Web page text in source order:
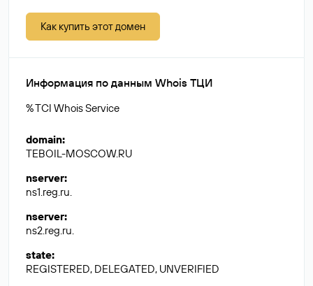
Как купить этот домен
Информация по данным Whois ТЦИ
% TCI Whois Service
domain:
TEBOIL-MOSCOW.RU
nserver:
ns1.reg.ru.
nserver:
ns2.reg.ru.
state:
REGISTERED, DELEGATED, UNVERIFIED